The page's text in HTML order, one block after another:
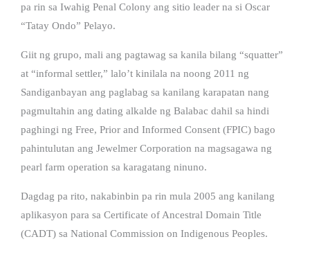
pa rin sa Iwahig Penal Colony ang sitio leader na si Oscar
“Tatay Ondo” Pelayo.
Giit ng grupo, mali ang pagtawag sa kanila bilang “squatter”
at “informal settler,” lalo’t kinilala na noong 2011 ng
Sandiganbayan ang paglabag sa kanilang karapatan nang
pagmultahin ang dating alkalde ng Balabac dahil sa hindi
paghingi ng Free, Prior and Informed Consent (FPIC) bago
pahintulutan ang Jewelmer Corporation na magsagawa ng
pearl farm operation sa karagatang ninuno.
Dagdag pa rito, nakabinbin pa rin mula 2005 ang kanilang
aplikasyon para sa Certificate of Ancestral Domain Title
(CADT) sa National Commission on Indigenous Peoples.